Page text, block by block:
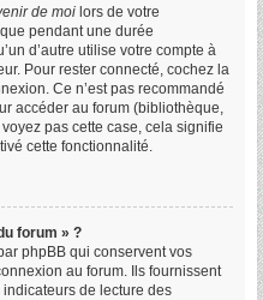
de moi lors de votre
pendant une durée
d’autre utilise votre compte à
Pour rester connecté, cochez la
Ce n’est pas recommandé
accéder au forum (bibliothèque,
pas cette case, cela signifie
cette fonctionnalité.
forum » ?
phpBB qui conservent vos
au forum. Ils fournissent
de lecture des